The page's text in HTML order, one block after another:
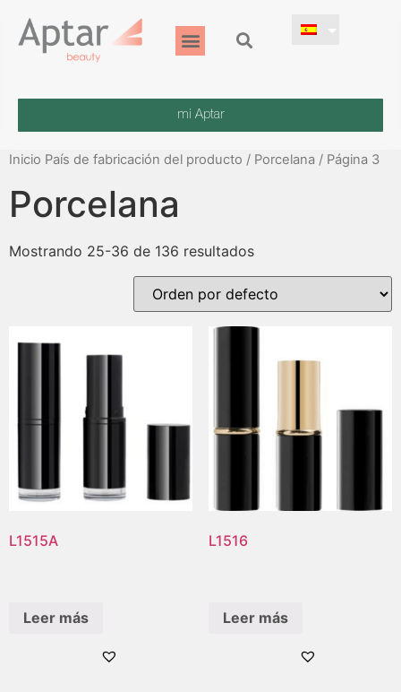
mi Aptar
Inicio País de fabricación del producto / Porcelana / Página 3
Porcelana
Mostrando 25-36 de 136 resultados
L1515A
Leer más
L1516
Leer más